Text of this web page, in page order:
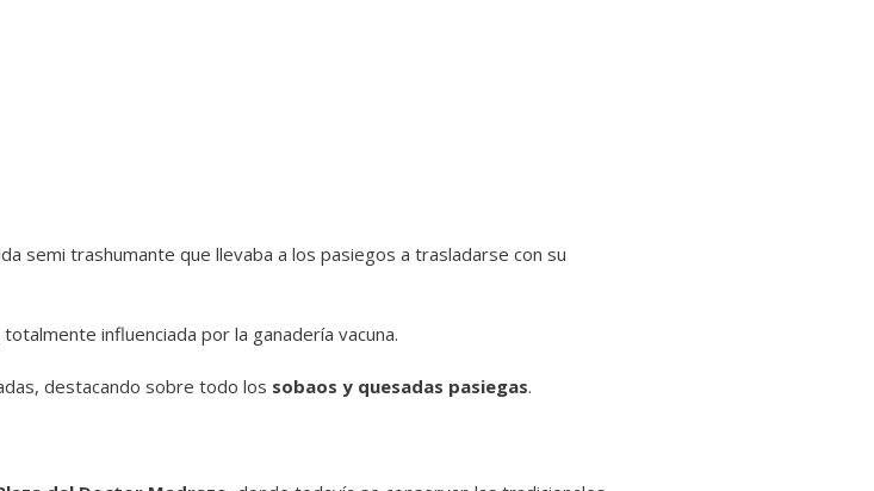
semi trashumante que llevaba a los pasiegos a trasladarse con su
influenciada por la ganadería vacuna.
destacando sobre todo los sobaos y quesadas pasiegas.